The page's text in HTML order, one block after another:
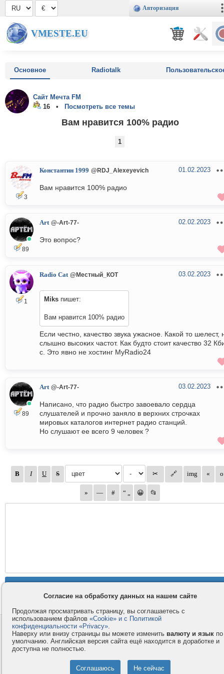
Авторизация
VMESTE.EU
Основное Radiotalk
Сайт Мечта FM
16 •
Посмотреть все темы
Вам нравится 100% радио
1
3
Константин 1999 @RDJ_Alexeyevich 01.02.2023
Вам нравится 100% радио
89
Art @-Art-77- 02.02.2023
Это вопрос?
1
Radio Cat @Местный_КОТ 03.02.2023
Miks пишет:
Вам нравится 100% радио
Если честно, качество звука ужасное. Какой то шелест,
слышно высоких частот. Как будто стоит качество 32
с. Это явно не хостинг MyRadio24
89
Art @-Art-77- 03.02.2023
Написано, что радио быстро завоевало сердца
слушателей и прочно заняло в верхних строчках
мировых каталогов интернет радио станций.
Но слушают ее всего 9 человек ?
Контакты
Компания
Правила и условия
Услуги
Форумы
Согласие на обработку данных на нашем сайте
Продолжая просматривать страницу, вы соглашаетесь с
использованием файлов «Cookie» и с Политикой
конфиденциальности «Privacy».
Наверху или внизу страницы вы можете изменить валюту и язык по
умолчанию. Английская версия сайта ещё находится в доработке и
доступна не полностью.